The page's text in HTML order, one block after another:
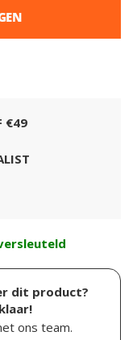
€49
dit product?
ons team.